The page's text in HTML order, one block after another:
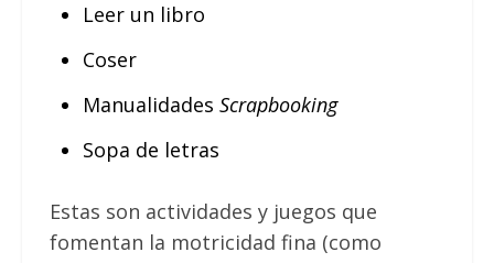
Leer un libro
Coser
Manualidades Scrapbooking
Sopa de letras
Estas son actividades y juegos que
fomentan la motricidad fina (como